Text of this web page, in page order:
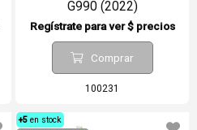
G990 (2022)
Regístrate para ver $ precios
Comprar
100231
+5 en stock